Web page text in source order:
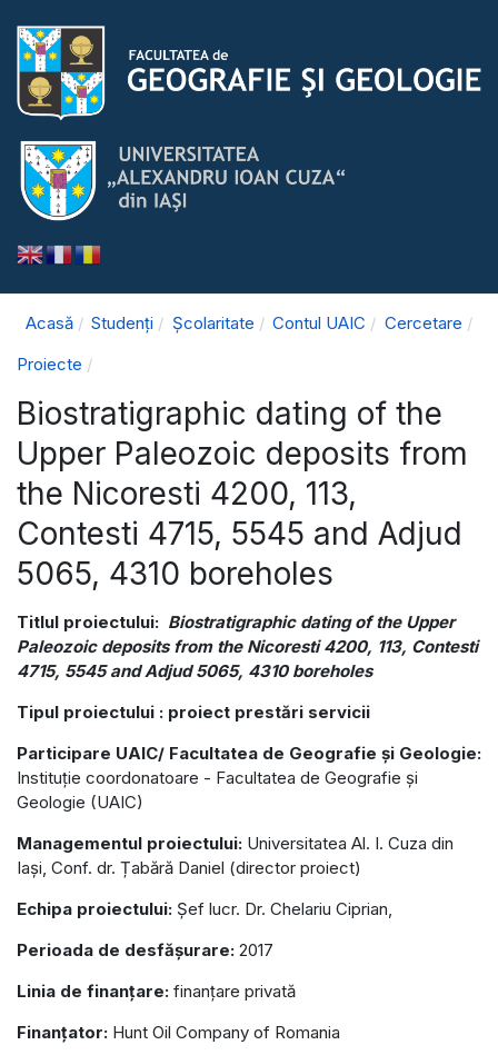
Acasă Studenți Școlaritate Contul UAIC
Cercetare
Proiecte
Biostratigraphic dating of the
Upper Paleozoic deposits from
the Nicoresti 4200, 113,
Contesti 4715, 5545 and Adjud
5065, 4310 boreholes
Titlul proiectului: Biostratigraphic dating of the Upper
Paleozoic deposits from the Nicoresti 4200, 113, Contesti
4715, 5545 and Adjud 5065, 4310 boreholes
Tipul proiectului : proiect prestări servicii
Participare UAIC/ Facultatea de Geografie și Geologie:
Instituție coordonatoare - Facultatea de Geografie și
Geologie (UAIC)
Managementul proiectului: Universitatea Al. I. Cuza din
Iași, Conf. dr. Țabără Daniel (director proiect)
Echipa proiectului: Șef lucr. Dr. Chelariu Ciprian,
Perioada de desfășurare: 2017
Linia de finanțare: finanțare privată
Finanțator: Hunt Oil Company of Romania